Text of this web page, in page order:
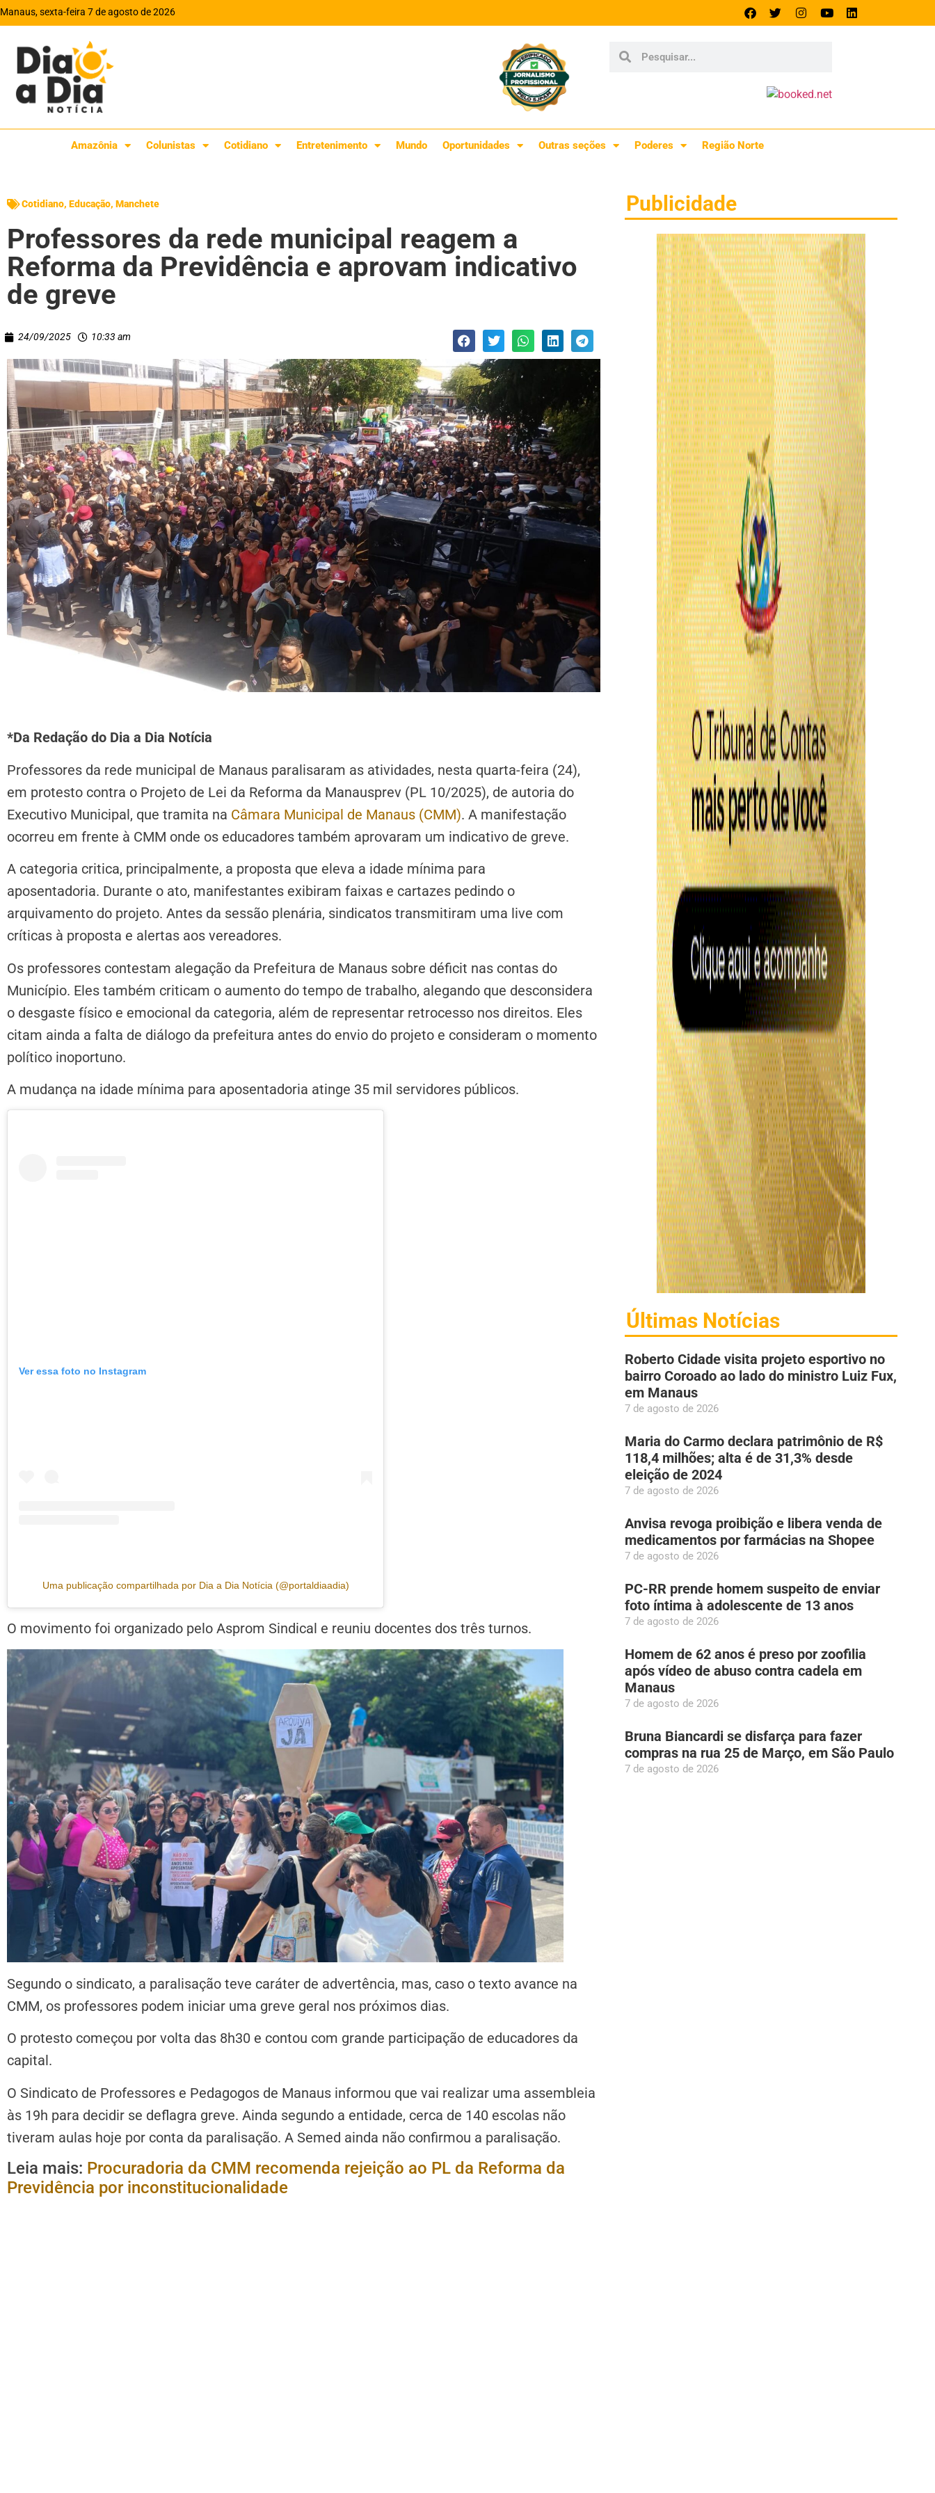
Manaus, sexta-feira 7 de agosto de 2026
Amazônia Colunistas Cotidiano Entretenimento Mundo Oportunidades Outras seções Poderes Região Norte
Cotidiano, Educação, Manchete
Professores da rede municipal reagem a
Reforma da Previdência e aprovam indicativo
de greve
24/09/2025 10:33 am
*Da Redação do Dia a Dia Notícia
Professores da rede municipal de Manaus paralisaram as atividades, nesta quarta-feira (24),
em protesto contra o Projeto de Lei da Reforma da Manausprev (PL 10/2025), de autoria do
Executivo Municipal, que tramita na Câmara Municipal de Manaus (CMM). A manifestação
ocorreu em frente à CMM onde os educadores também aprovaram um indicativo de greve.
A categoria critica, principalmente, a proposta que eleva a idade mínima para
aposentadoria. Durante o ato, manifestantes exibiram faixas e cartazes pedindo o
arquivamento do projeto. Antes da sessão plenária, sindicatos transmitiram uma live com
críticas à proposta e alertas aos vereadores.
Os professores contestam alegação da Prefeitura de Manaus sobre déficit nas contas do
Município. Eles também criticam o aumento do tempo de trabalho, alegando que desconsidera
o desgaste físico e emocional da categoria, além de representar retrocesso nos direitos. Eles
citam ainda a falta de diálogo da prefeitura antes do envio do projeto e consideram o momento
político inoportuno.
A mudança na idade mínima para aposentadoria atinge 35 mil servidores públicos.
Ver essa foto no Instagram
Uma publicação compartilhada por Dia a Dia Notícia (@portaldiaadia)
O movimento foi organizado pelo Asprom Sindical e reuniu docentes dos três turnos.
Segundo o sindicato, a paralisação teve caráter de advertência, mas, caso o texto avance na
CMM, os professores podem iniciar uma greve geral nos próximos dias.
O protesto começou por volta das 8h30 e contou com grande participação de educadores da
capital.
O Sindicato de Professores e Pedagogos de Manaus informou que vai realizar uma assembleia
às 19h para decidir se deflagra greve. Ainda segundo a entidade, cerca de 140 escolas não
tiveram aulas hoje por conta da paralisação. A Semed ainda não confirmou a paralisação.
Leia mais: Procuradoria da CMM recomenda rejeição ao PL da Reforma da
Previdência por inconstitucionalidade
Publicidade
Últimas Notícias
Roberto Cidade visita projeto esportivo no
bairro Coroado ao lado do ministro Luiz Fux,
em Manaus
7 de agosto de 2026
Maria do Carmo declara patrimônio de R$
118,4 milhões; alta é de 31,3% desde
eleição de 2024
7 de agosto de 2026
Anvisa revoga proibição e libera venda de
medicamentos por farmácias na Shopee
7 de agosto de 2026
PC-RR prende homem suspeito de enviar
foto íntima à adolescente de 13 anos
7 de agosto de 2026
Homem de 62 anos é preso por zoofilia
após vídeo de abuso contra cadela em
Manaus
7 de agosto de 2026
Bruna Biancardi se disfarça para fazer
compras na rua 25 de Março, em São Paulo
7 de agosto de 2026